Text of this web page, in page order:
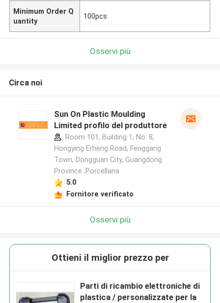
Minimum Order Q
uantity
100pcs
Osservi più
Circa noi
Sun On Plastic Moulding
Limited profilo del produttore
Room 101, Building 1, No. 8,
Hongying Erheng Road, Fenggang
Town, Dongguan City, Guangdong
Province ,Porcellana
5.0
Fornitore verificato
Osservi più
Ottieni il miglior prezzo per
Parti di ricambio elettroniche di
plastica / personalizzate per la